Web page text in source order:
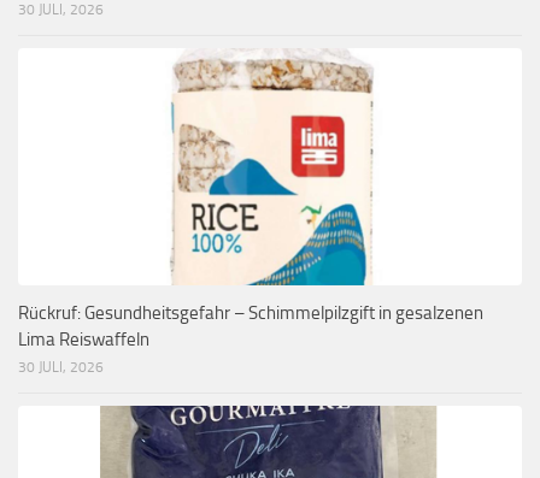
30 JULI, 2026
Rückruf: Gesundheitsgefahr – Schimmelpilzgift in gesalzenen
Lima Reiswaffeln
30 JULI, 2026